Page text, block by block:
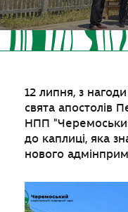
12 липня, з
свята апостолів
НПП
до каплиці, яка
нового